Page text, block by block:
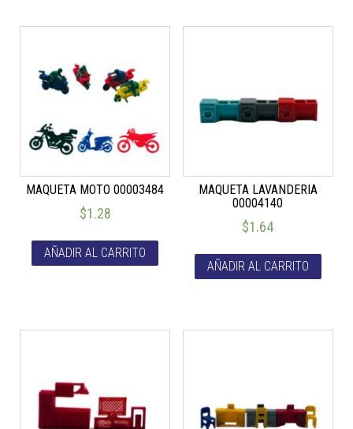
MAQUETA MOTO 00003484
$1.28
AÑADIR AL CARRITO
MAQUETA LAVANDERIA
00004140
$1.64
AÑADIR AL CARRITO